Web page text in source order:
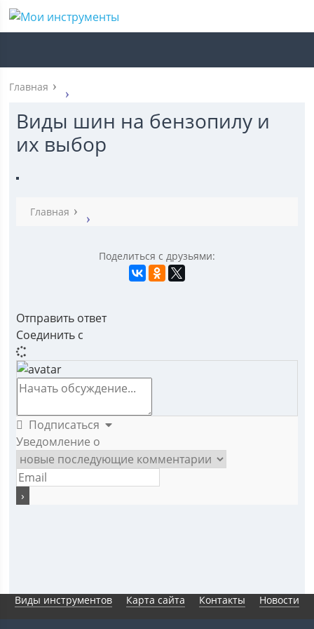
Главная
Виды шин на бензопилу и
их выбор
Главная
Поделиться с друзьями:
Отправить ответ
Соединить с
Подписаться
Уведомление о
Виды инструментов Карта сайта Контакты Новости